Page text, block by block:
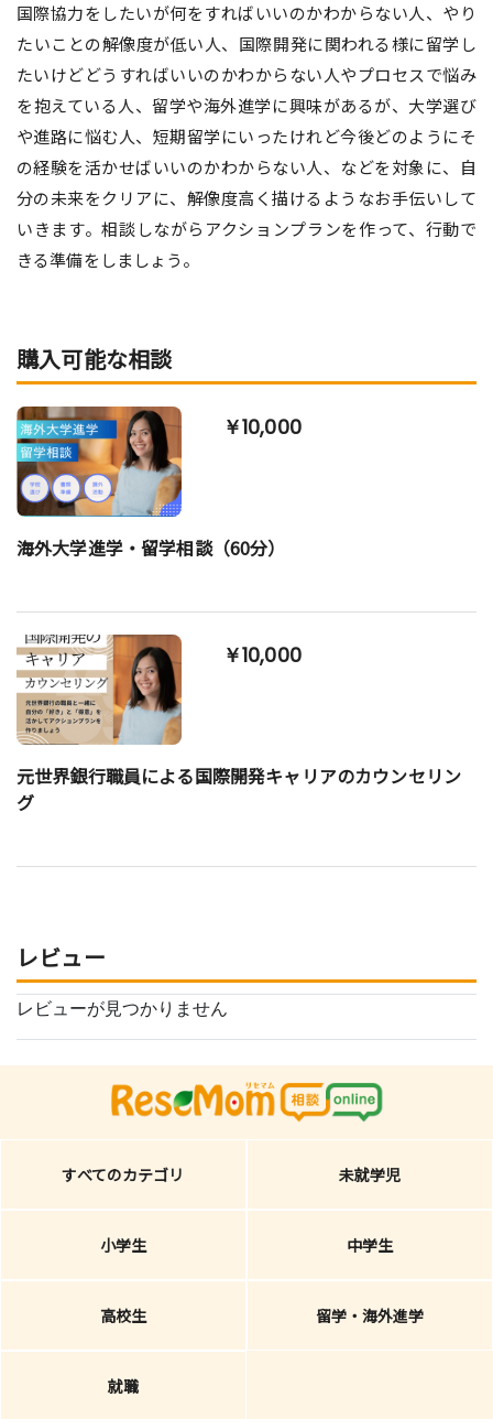
国際協力をしたいが何をすればいいのかわからない人、やり
たいことの解像度が低い人、国際開発に関われる様に留学し
たいけどどうすればいいのかわからない人やプロセスで悩み
を抱えている人、留学や海外進学に興味があるが、大学選び
や進路に悩む人、短期留学にいったけれど今後どのようにそ
の経験を活かせばいいのかわからない人、などを対象に、自
分の未来をクリアに、解像度高く描けるようなお手伝いして
いきます。相談しながらアクションプランを作って、行動で
きる準備をしましょう。
購入可能な相談
￥10,000
海外大学進学・留学相談（60分）
￥10,000
元世界銀行職員による国際開発キャリアのカウンセリン
グ
レビュー
レビューが見つかりません
すべてのカテゴリ 未就学児
小学生 中学生
高校生 留学・海外進学
就職